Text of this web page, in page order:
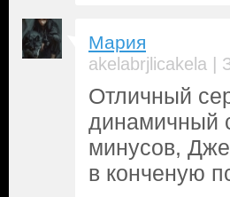
Мария
akelabrjlicakela |
Отличный
динамичный
минусов,
в конченую